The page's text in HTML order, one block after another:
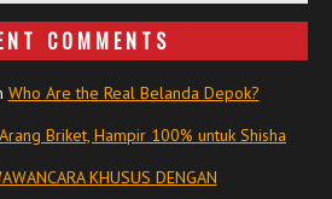
COMMENTS
Who Are the Real Belanda Depok?
Briket, Hampir 100% untuk Shisha
KHUSUS DENGAN